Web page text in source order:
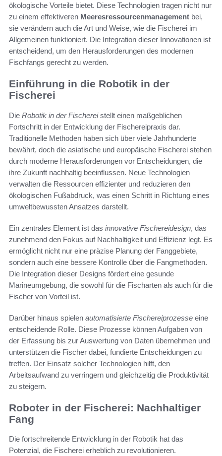
ökologische Vorteile bietet. Diese Technologien tragen nicht nur
zu einem effektiveren Meeresressourcenmanagement bei,
sie verändern auch die Art und Weise, wie die Fischerei im
Allgemeinen funktioniert. Die Integration dieser Innovationen ist
entscheidend, um den Herausforderungen des modernen
Fischfangs gerecht zu werden.
Einführung in die Robotik in der
Fischerei
Die Robotik in der Fischereistellt einen maßgeblichen
Fortschritt in der Entwicklung der Fischereipraxis dar.
Traditionelle Methoden haben sich über viele Jahrhunderte
bewährt, doch die asiatische und europäische Fischerei stehen
durch moderne Herausforderungen vor Entscheidungen, die
ihre Zukunft nachhaltig beeinflussen. Neue Technologien
verwalten die Ressourcen effizienter und reduzieren den
ökologischen Fußabdruck, was einen Schritt in Richtung eines
umweltbewussten Ansatzes darstellt.
Ein zentrales Element ist das innovative Fischereidesign, das
zunehmend den Fokus auf Nachhaltigkeit und Effizienz legt. Es
ermöglicht nicht nur eine präzise Planung der Fanggebiete,
sondern auch eine bessere Kontrolle über die Fangmethoden.
Die Integration dieser Designs fördert eine gesunde
Marineumgebung, die sowohl für die Fischarten als auch für die
Fischer von Vorteil ist.
Darüber hinaus spielen automatisierte Fischereiprozesse eine
entscheidende Rolle. Diese Prozesse können Aufgaben von
der Erfassung bis zur Auswertung von Daten übernehmen und
unterstützen die Fischer dabei, fundierte Entscheidungen zu
treffen. Der Einsatz solcher Technologien hilft, den
Arbeitsaufwand zu verringern und gleichzeitig die Produktivität
zu steigern.
Roboter in der Fischerei: Nachhaltiger
Fang
Die fortschreitende Entwicklung in der Robotik hat das
Potenzial, die Fischerei erheblich zu revolutionieren.